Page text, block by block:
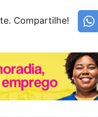
Compartilhe!